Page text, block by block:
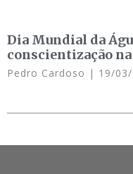
Dia Mundial da
conscientização
Pedro Cardoso 19/